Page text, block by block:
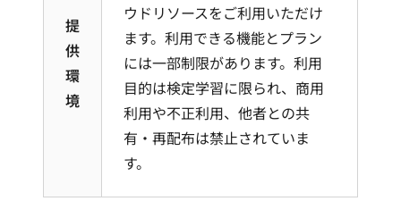
提
供
環
境
ウドリソースをご利用いただけ
ます。利用できる機能とプラン
には一部制限があります。利用
目的は検定学習に限られ、商用
利用や不正利用、他者との共
有・再配布は禁止されていま
す。